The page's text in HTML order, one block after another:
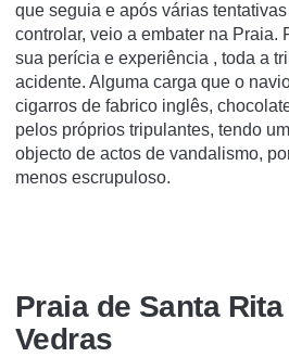
que seguia e após várias
controlar, veio a embater na Praia.
sua perícia e experiência , toda a
acidente. Alguma carga que o
cigarros de fabrico inglês,
pelos próprios tripulantes, tendo
objecto de actos de vandalismo,
menos escrupuloso.
Praia de Santa
Vedras